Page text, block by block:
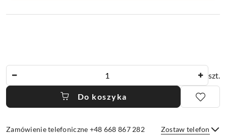
szt.
Do koszyka
Zamówienie telefoniczne +48 668 867 282 Zostaw telefon